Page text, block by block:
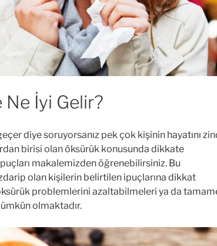
Ne İyi Gelir?
diye soruyorsanız pek çok kişinin hayatını
birisi olan öksürük konusunda dikkate
makalemizden öğrenebilirsiniz. Bu
olan kişilerin belirtilen ipuçlarına dikkat
problemlerini azaltabilmeleri ya da
olmaktadır.